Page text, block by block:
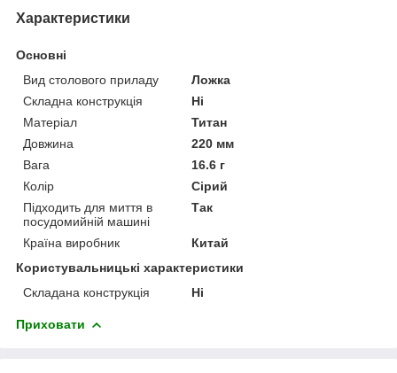
Характеристики
Основні
Вид столового приладу
Ложка
Складна конструкція
Ні
Матеріал
Титан
Довжина
220 мм
Вага
16.6 г
Колір
Сірий
Підходить для миття в
посудомийній машині
Так
Країна виробник
Китай
Користувальницькі характеристики
Складана конструкція
Ні
Приховати